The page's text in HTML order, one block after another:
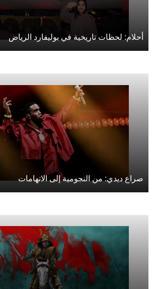
أحلام: لحظات تاريخية في بوليفارد الرياض
صراع ديدي: من النجومية إلى الاتهامات